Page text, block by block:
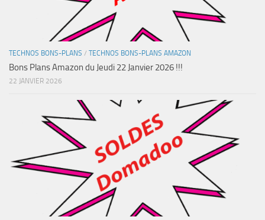
TECHNOS BONS-PLANS / TECHNOS BONS-PLANS AMAZON
Bons Plans Amazon du Jeudi 22 Janvier 2026 !!!
22 JANVIER 2026